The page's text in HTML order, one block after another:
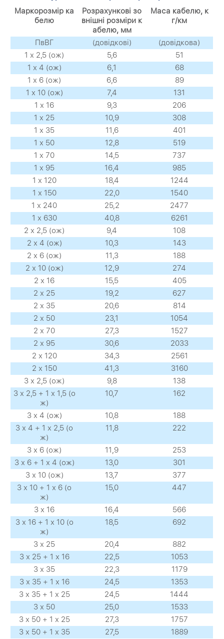
Маркорозмір ка
белю
Розрахункові зо
внішні розміри к
абелю, мм
Маса кабелю, к
г/км
ПвВГ (довідкові)
(довідкова)
1 х 2,5 (ож)
5,6
51
1 х 4 (ож)
6,1
68
1 х 6 (ож)
6,6
89
1 х 10 (ож)
7,4
131
1 х 16
9,3
206
1 х 25
10,9
308
1 х 35
11,6
401
1 х 50
12,8
519
1 х 70
14,5
737
1 х 95
16,4
985
1 х 120
18,4
1244
1 х 150
22,0
1540
1 х 240
25,2
2477
1 х 630
40,8
6261
2 х 2,5 (ож)
9,4
108
2 х 4 (ож)
10,3
143
2 х 6 (ож)
11,3
188
2 х 10 (ож)
12,9
274
2 х 16
15,5
405
2 х 25
19,2
627
2 х 35
20,6
814
2 х 50
23,1
1054
2 х 70
27,3
1527
2 х 95
30,6
2033
2 х 120
34,3
2561
2 х 150
41,3
3160
3 х 2,5 (ож)
9,8
138
3 х 2,5 + 1 х 1,5 (о
ж)
10,7 162
3 х 4 (ож) 10,8
188
3 х 4 + 1 х 2,5 (о
ж)
11,8 222
3 х 6 (ож) 11,9
253
3 х 6 + 1 х 4 (ож)
13,0
301
3 х 10 (ож)
13,7
377
3 х 10 + 1 х 6 (о
ж)
15,0 447
3 х 16 16,4
566
3 х 16 + 1 х 10 (о
ж)
18,5 692
3 х 25 20,4
882
3 х 25 + 1 х 16
22,5
1053
3 х 35
22,3
1179
3 х 35 + 1 х 16
24,5
1353
3 х 35 + 1 х 25
24,5
1444
3 х 50
25,0
1533
3 х 50 + 1 х 25
27,3
1757
3 х 50 + 1 х 35
27,5
1889